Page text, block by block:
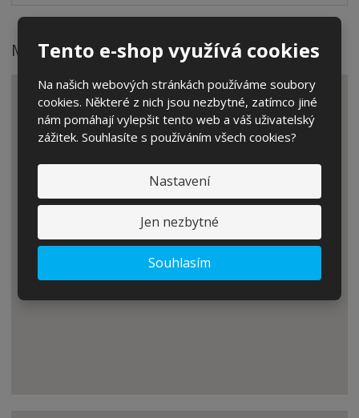
Tento e-shop využívá cookies
Na našich webových stránkách používáme soubory
cookies. Některé z nich jsou nezbytné, zatímco jiné
nám pomáhají vylepšit tento web a váš uživatelský
zážitek. Souhlasíte s používáním všech cookies?
Nastavení
Jen nezbytné
Souhlasím
Mapa